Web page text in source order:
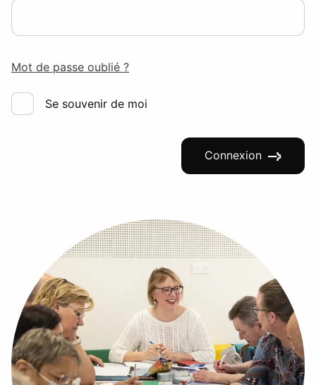
Mot de passe oublié ?
Se souvenir de moi
Connexion